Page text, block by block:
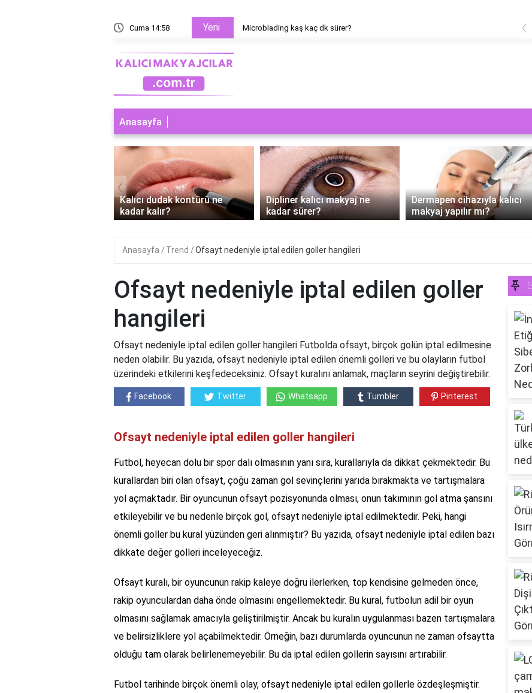
Cuma 14:58 Yeni Microblading kaş kaç dk sürer? ‹
Anasayfa
Kalıcı dudak kontürü ne
kadar kalır?
Dipliner kalıcı makyaj ne
kadar sürer?
Dermapen cihazıyla kalıcı
makyaj yapılır mı?
‹
Anasayfa Trend Ofsayt nedeniyle iptal edilen goller hangileri
Ofsayt nedeniyle iptal edilen goller
hangileri
Ofsayt nedeniyle iptal edilen goller hangileri Futbolda ofsayt, birçok golün iptal edilmesine
neden olabilir. Bu yazıda, ofsayt nedeniyle iptal edilen önemli golleri ve bu olayların futbol
üzerindeki etkilerini keşfedeceksiniz. Ofsayt kuralını anlamak, maçların seyrini değiştirebilir.
Facebook Twitter Whatsapp Tumbler Pinterest
Ofsayt nedeniyle iptal edilen goller hangileri
Futbol, heyecan dolu bir spor dalı olmasının yanı sıra, kurallarıyla da dikkat çekmektedir. Bu
kurallardan biri olan ofsayt, çoğu zaman gol sevinçlerini yarıda bırakmakta ve tartışmalara
yol açmaktadır. Bir oyuncunun ofsayt pozisyonunda olması, onun takımının gol atma şansını
etkileyebilir ve bu nedenle birçok gol, ofsayt nedeniyle iptal edilmektedir. Peki, hangi
önemli goller bu kural yüzünden geri alınmıştır? Bu yazıda, ofsayt nedeniyle iptal edilen bazı
dikkate değer golleri inceleyeceğiz.
Ofsayt kuralı, bir oyuncunun rakip kaleye doğru ilerlerken, top kendisine gelmeden önce,
rakip oyunculardan daha önde olmasını engellemektedir. Bu kural, futbolun adil bir oyun
olmasını sağlamak amacıyla geliştirilmiştir. Ancak bu kuralın uygulanması bazen tartışmalara
ve belirsizliklere yol açabilmektedir. Örneğin, bazı durumlarda oyuncunun ne zaman ofsaytta
olduğu tam olarak belirlenemeyebilir. Bu da iptal edilen gollerin sayısını artırabilir.
Futbol tarihinde birçok önemli olay, ofsayt nedeniyle iptal edilen gollerle özdeşleşmiştir.